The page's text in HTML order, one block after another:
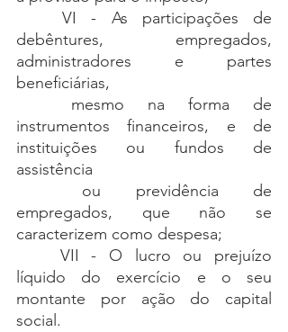
	VI - As participações de
debêntures, empregados,
administradores e partes
beneficiárias,
instrumentos financeiros, e de
instituições ou fundos de
assistência
empregados, que não se
caracterizem como despesa;
líquido do exercício e o seu
montante por ação do capital
social.